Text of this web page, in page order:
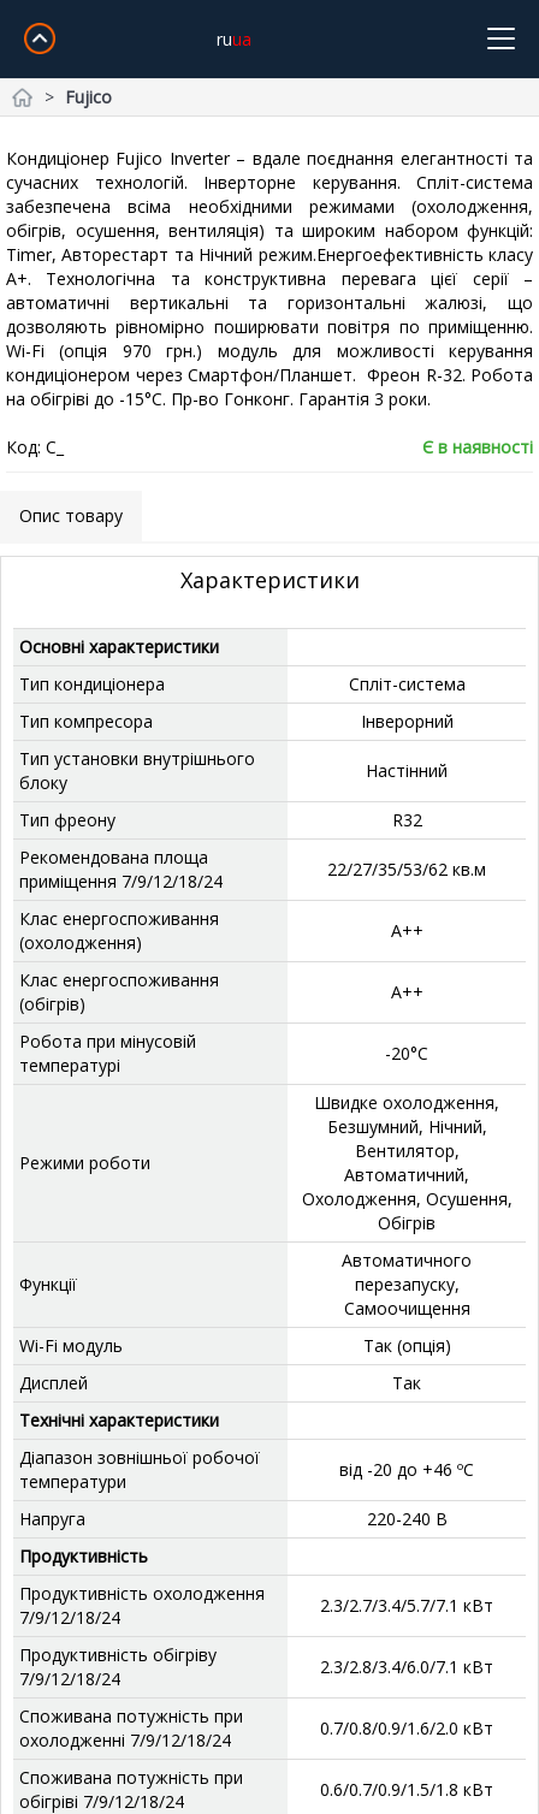
ruua
Cooper&Hunter
Daiko SkyLux
Інверторні Обігрів -15°С -20°С і Нижче
Дизайн Wi-Fi
20м² 21~25м² 26~35м² 36~50м² 51~70м²
Доставка і Оплата
Про компанію Контакти
Повернення та обмін
Кошик
Fujico
Кондиціонер Fujico Inverter – вдале поєднання елегантності та
сучасних технологій. Інверторне керування. Спліт-система
забезпечена всіма необхідними режимами (охолодження,
обігрів, осушення, вентиляція) та широким набором функцій:
Timer, Авторестарт та Нічний режим.Енергоефективність класу
А+. Технологічна та конструктивна перевага цієї серії –
автоматичні вертикальні та горизонтальні жалюзі, що
дозволяють рівномірно поширювати повітря по приміщенню.
Wi-Fi (опція 970 грн.) модуль для можливості керування
кондиціонером через Смартфон/Планшет. Фреон R-32. Робота
на обігріві до -15°С. Пр-во Гонконг. Гарантія 3 роки.
Код: C_ Є в наявності
Опис товару
Характеристики
Основні характеристики
Тип кондиціонера
Спліт-система
Тип компресора
Інверорний
Тип установки внутрішнього
блоку
‎Настінний
Тип фреону
‎R32
Рекомендована площа
приміщення 7/9/12/18/24
‎22/27/35/53/62 кв.м
Клас енергоспоживання
(охолодження)
А++
Клас енергоспоживання
(обігрів)
А++
Робота при мінусовій
температурі
‎-20°C
Режими роботи
‎Швидке охолодження,
Безшумний, Нічний,
Вентилятор,
Автоматичний,
Охолодження, Осушення,
Обігрів
Функції
‎Автоматичного
перезапуску,
Самоочищення
Wi-Fi модуль
Так (опція)
Дисплей
‎Так
Технічні характеристики
Діапазон зовнішньої робочої
температури
від -20 до +46 ºС
Напруга
220-240 В
Продуктивність
Продуктивність охолодження
7/9/12/18/24
2.3/2.7/3.4/5.7/7.1 кВт
Продуктивність обігріву
7/9/12/18/24
2.3/2.8/3.4/6.0/7.1 кВт
Споживана потужність при
охолодженні 7/9/12/18/24
0.7/0.8/0.9/1.6/2.0 кВт
Споживана потужність при
обігріві 7/9/12/18/24
0.6/0.7/0.9/1.5/1.8 кВт